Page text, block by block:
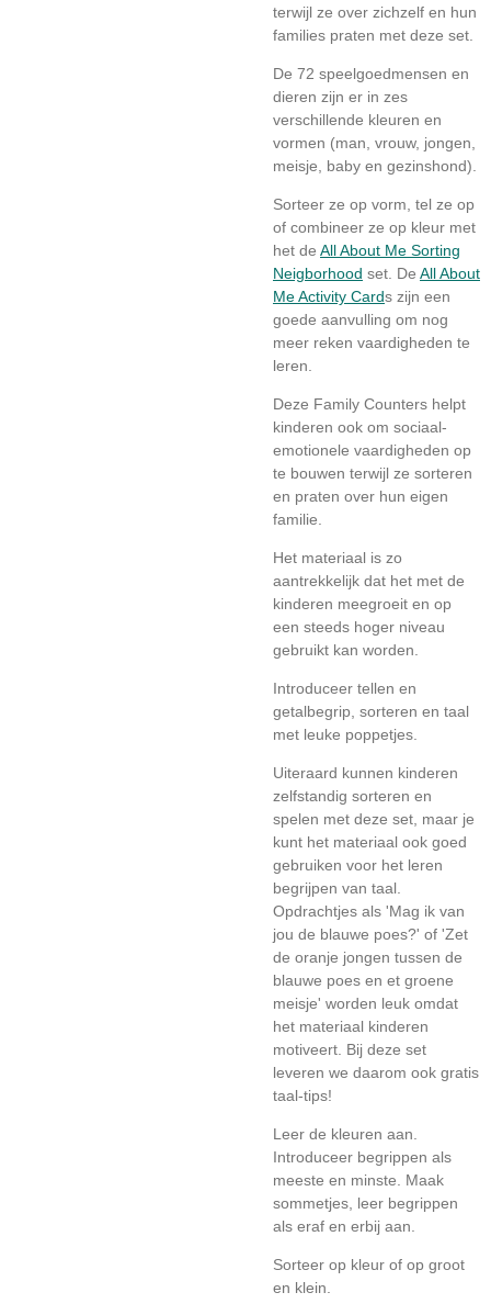
terwijl ze over zichzelf en hun
families praten met deze set.
De 72 speelgoedmensen en
dieren zijn er in zes
verschillende kleuren en
vormen (man, vrouw, jongen,
meisje, baby en gezinshond).
Sorteer ze op vorm, tel ze op
of combineer ze op kleur met
het de All About Me Sorting
Neigborhood set. De All About
Me Activity Cards zijn een
goede aanvulling om nog
meer reken vaardigheden te
leren.
Deze Family Counters helpt
kinderen ook om sociaal-
emotionele vaardigheden op
te bouwen terwijl ze sorteren
en praten over hun eigen
familie.
Het materiaal is zo
aantrekkelijk dat het met de
kinderen meegroeit en op
een steeds hoger niveau
gebruikt kan worden.
Introduceer tellen en
getalbegrip, sorteren en taal
met leuke poppetjes.
Uiteraard kunnen kinderen
zelfstandig sorteren en
spelen met deze set, maar je
kunt het materiaal ook goed
gebruiken voor het leren
begrijpen van taal.
Opdrachtjes als 'Mag ik van
jou de blauwe poes?' of 'Zet
de oranje jongen tussen de
blauwe poes en et groene
meisje' worden leuk omdat
het materiaal kinderen
motiveert. Bij deze set
leveren we daarom ook gratis
taal-tips!
Leer de kleuren aan.
Introduceer begrippen als
meeste en minste. Maak
sommetjes, leer begrippen
als eraf en erbij aan.
Sorteer op kleur of op groot
en klein.